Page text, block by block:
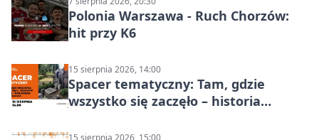
Polonia Warszawa - Ruch Chorzów:
hit przy K6
15 sierpnia 2026, 14:00
Spacer tematyczny: Tam, gdzie
wszystko się zaczęło – historia